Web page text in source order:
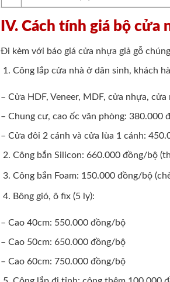
IV. Cách tính giá bộ cửa
Đi kèm với báo giá cửa nhựa giả gỗ
Công lắp cửa nhà ở dân sinh, khách
– Cửa HDF, Veneer, MDF, cửa nhựa,
– Chung cư, cao ốc văn phòng: 380.000
– Cửa đôi 2 cánh và cửa lùa 1 cánh:
Công bắn Silicon: 660.000 đồng/bộ
Công bắn Foam: 150.000 đồng/bộ
Bông gió, ô fix (5 ly):
– Cao 40cm: 550.000 đồng/bộ
– Cao 50cm: 650.000 đồng/bộ
– Cao 60cm: 750.000 đồng/bộ